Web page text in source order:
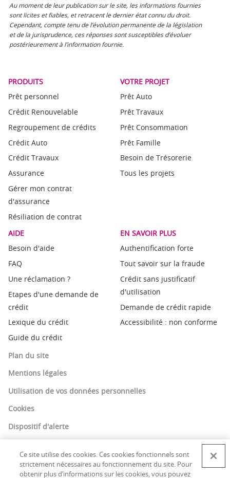
Au moment de leur publication sur le site, les informations fournies
sont licites et fiables, et retracent le dernier état connu du droit.
Cependant, compte tenu de l’évolution permanente de la législation
et de la jurisprudence, ces réponses sont susceptibles d’évoluer
postérieurement à l’information fournie.
PRODUITS
Prêt personnel
Crédit Renouvelable
Regroupement de crédits
Crédit Auto
Crédit Travaux
Assurance
Gérer mon contrat
d'assurance
Résiliation de contrat
VOTRE PROJET
Prêt Auto
Prêt Travaux
Prêt Consommation
Prêt Famille
Besoin de Trésorerie
Tous les projets
AIDE
Besoin d'aide
FAQ
Une réclamation ?
Etapes d'une demande de
crédit
Lexique du crédit
Guide du crédit
EN SAVOIR PLUS
Authentification forte
Tout savoir sur la fraude
Crédit sans justificatif
d'utilisation
Demande de crédit rapide
Accessibilité : non conforme
Plan du site
Mentions légales
Utilisation de vos données personnelles
Cookies
Dispositif d'alerte
© Copyright Cofinoga 2018 - Cofinoga est une marque
Ce site utilise des cookies. Ces cookies fonctionnels sont
strictement nécessaires au fonctionnement du site. Pour
obtenir plus d’informations sur les cookies, vous pouvez